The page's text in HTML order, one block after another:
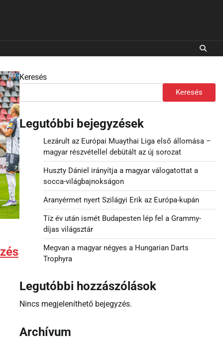
Keresés
Keresés
Legutóbbi bejegyzések
Lezárult az Európai Muaythai Liga első állomása –
magyar részvétellel debütált az új sorozat
Huszty Dániel irányítja a magyar válogatottat a
socca-világbajnokságon
Aranyérmet nyert Szilágyi Erik az Európa-kupán
Tíz év után ismét Budapesten lép fel a Grammy-
díjas világsztár
Megvan a magyar négyes a Hungarian Darts
Trophyra
Legutóbbi hozzászólások
Nincs megjeleníthető bejegyzés.
Archívum